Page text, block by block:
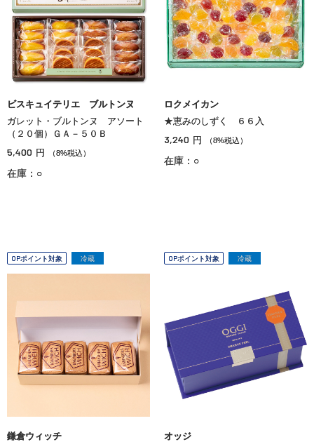
ビスキュイテリエ ブルトンヌ
ガレット・ブルトンヌ アソート
（２０個）ＧＡ－５０Ｂ
5,400 円 （8%税込）
在庫：○
ロクメイカン
★恵みのしずく ６６入
3,240 円 （8%税込）
在庫：○
OPポイント対象 冷蔵
鎌倉ウィッチ
OPポイント対象 冷蔵
オッジ